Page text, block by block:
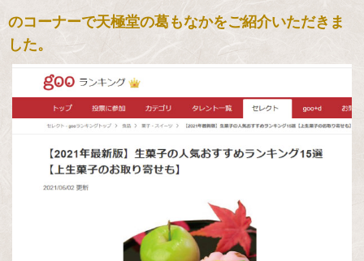
のコーナーで天極堂の葛もなかをご紹介いただきま
した。